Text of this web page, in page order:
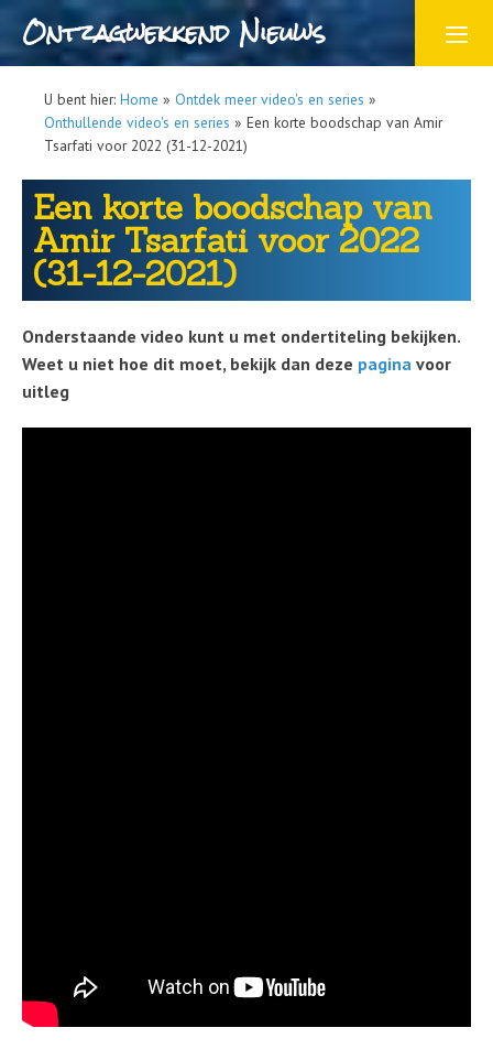
Ontzagwekkend Nieuws
U bent hier: Home » Ontdek meer video's en series »
Onthullende video's en series » Een korte boodschap van Amir
Tsarfati voor 2022 (31-12-2021)
Een korte boodschap van
Amir Tsarfati voor 2022
(31-12-2021)
Onderstaande video kunt u met ondertiteling bekijken.
Weet u niet hoe dit moet, bekijk dan deze pagina voor
uitleg